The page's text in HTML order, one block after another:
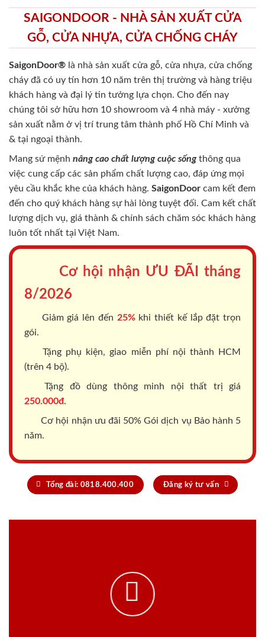
SAIGONDOOR - NHÀ SẢN XUẤT CỬA
GỖ, CỬA NHỰA, CỬA CHỐNG CHÁY
SaigonDoor® là nhà sản xuất cửa gỗ, cửa nhựa, cửa chống
cháy đã có uy tín hơn 10 năm trên thị trường và hàng triệu
khách hàng và đại lý tin tưởng lựa chọn. Cho đến nay
chúng tôi sở hữu hơn 10 showroom và 4 nhà máy - xưởng
sản xuất nằm ở vị trí trung tâm thành phố Hồ Chí Minh và
& tại ngoại thành.
Mang sứ mệnh nâng cao chất lượng cuộc sốngthông qua
việc cung cấp các sản phẩm chất lượng cao, đáp ứng mọi
yêu cầu khắc khe của khách hàng. SaigonDoor cam kết đem
đến cho quý khách hàng sự hài lòng tuyệt đối. Cam kết chất
lượng dịch vụ, giá thành & chính sách chăm sóc khách hàng
luôn tốt nhất tại Việt Nam.
Cơ hội nhận ƯU ĐÃI tháng
8/2026
Giảm giá lên đến 25%khi thiết kế lắp đặt trọn
gói.
Tặng phụ kiện, giao miễn phí nội thành HCM
(trên 4 bộ).
Tặng đồ dùng thông minh nội thất trị giá
250.000đ.
Cơ hội nhận ưu đãi 50% Gói dịch vụ Bảo hành 5
năm.
Tổng đài: 0818.400.400 Đăng ký tư vấn